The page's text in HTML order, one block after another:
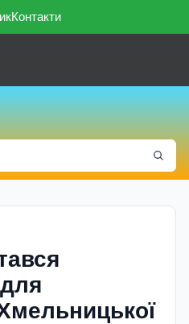
Контакти